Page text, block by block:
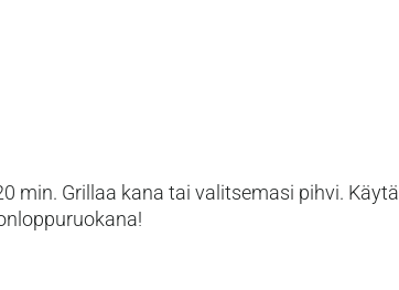
min. Grillaa kana tai valitsemasi pihvi. Käytä